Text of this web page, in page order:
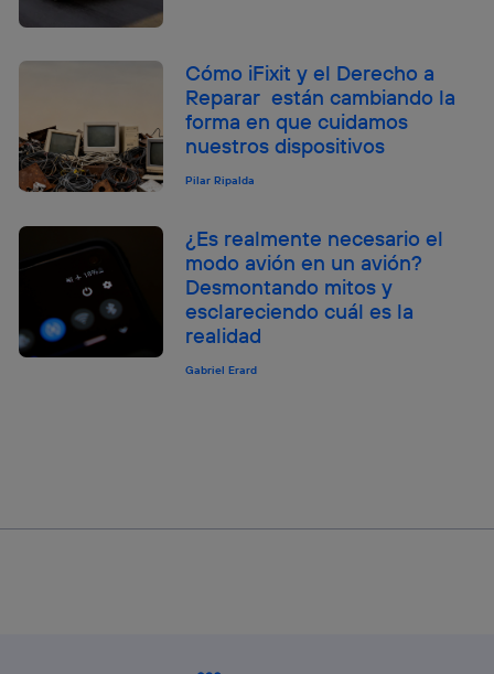
Cómo iFixit y el Derecho a
Reparar están cambiando la
forma en que cuidamos
nuestros dispositivos
Pilar Ripalda
¿Es realmente necesario el
modo avión en un avión?
Desmontando mitos y
esclareciendo cuál es la
realidad
Gabriel Erard